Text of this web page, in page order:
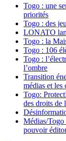
Togo : une
priorités
Togo : des
LONATO
Togo : la
Togo : 106
Togo :
l’ombre
Transition
médias et les
Togo:
des droits de
Médias/Togo
pouvoir